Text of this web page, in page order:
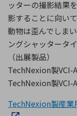
ッターの撮影結果
影することに向い
動物は歪んでしま
ングシャッタータ
（出展製品）
TechNexion製VCI-
TechNexion製VCI-
TechNexion製産業